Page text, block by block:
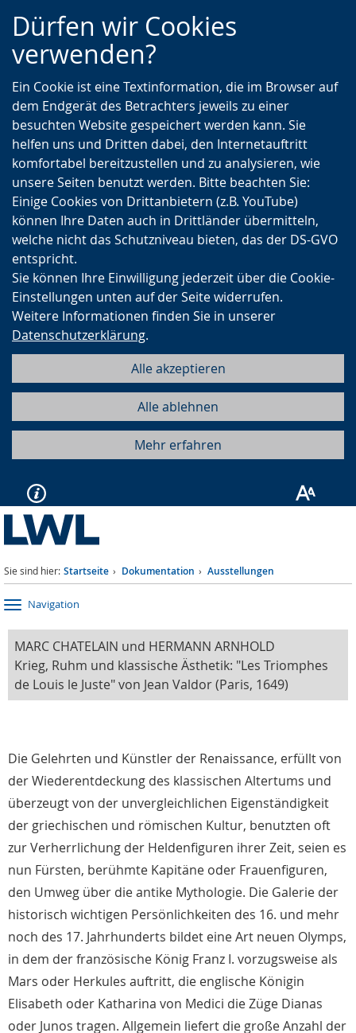
Zur
Hauptnavigation
Zur
Seitennavigation
Zum
Inhalt
Dürfen wir Cookies
verwenden?
Ein Cookie ist eine Textinformation, die im Browser auf
dem Endgerät des Betrachters jeweils zu einer
besuchten Website gespeichert werden kann. Sie
helfen uns und Dritten dabei, den Internetauftritt
komfortabel bereitzustellen und zu analysieren, wie
unsere Seiten benutzt werden. Bitte beachten Sie:
Einige Cookies von Drittanbietern (z.B. YouTube)
können Ihre Daten auch in Drittländer übermitteln,
welche nicht das Schutzniveau bieten, das der DS-GVO
entspricht.
Sie können Ihre Einwilligung jederzeit über die Cookie-
Einstellungen unten auf der Seite widerrufen.
Weitere Informationen finden Sie in unserer
Datenschutzerklärung.
Alle akzeptieren
Alle ablehnen
Mehr erfahren
Sie sind hier: Startseite Dokumentation Ausstellungen
Navigation
MARC CHATELAIN und HERMANN ARNHOLD
Krieg, Ruhm und klassische Ästhetik: "Les Triomphes
de Louis le Juste" von Jean Valdor (Paris, 1649)
Die Gelehrten und Künstler der Renaissance, erfüllt von
der Wiederentdeckung des klassischen Altertums und
überzeugt von der unvergleichlichen Eigenständigkeit
der griechischen und römischen Kultur, benutzten oft
zur Verherrlichung der Heldenfiguren ihrer Zeit, seien es
nun Fürsten, berühmte Kapitäne oder Frauenfiguren,
den Umweg über die antike Mythologie. Die Galerie der
historisch wichtigen Persönlichkeiten des 16. und mehr
noch des 17. Jahrhunderts bildet eine Art neuen Olymps,
in dem der französische König Franz I. vorzugsweise als
Mars oder Herkules auftritt, die englische Königin
Elisabeth oder Katharina von Medici die Züge Dianas
oder Junos tragen. Allgemein liefert die große Anzahl der